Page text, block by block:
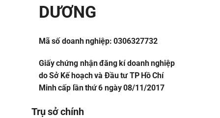
DƯƠNG
Mã số doanh nghiệp: 0306327732
Giấy chứng nhận đăng kí doanh nghiệp
do Sở Kế hoạch và Đầu tư TP Hồ Chí
Minh cấp lần thứ 6 ngày 08/11/2017
Trụ sở chính